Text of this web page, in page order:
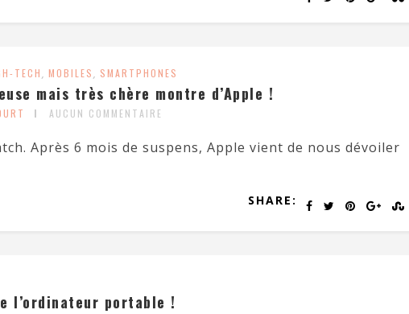
TECH, MOBILES, SMARTPHONES
mais très chère montre d’Apple !
AUCUN COMMENTAIRE
Après 6 mois de suspens, Apple vient de nous dévoiler
SHARE:
l’ordinateur portable !